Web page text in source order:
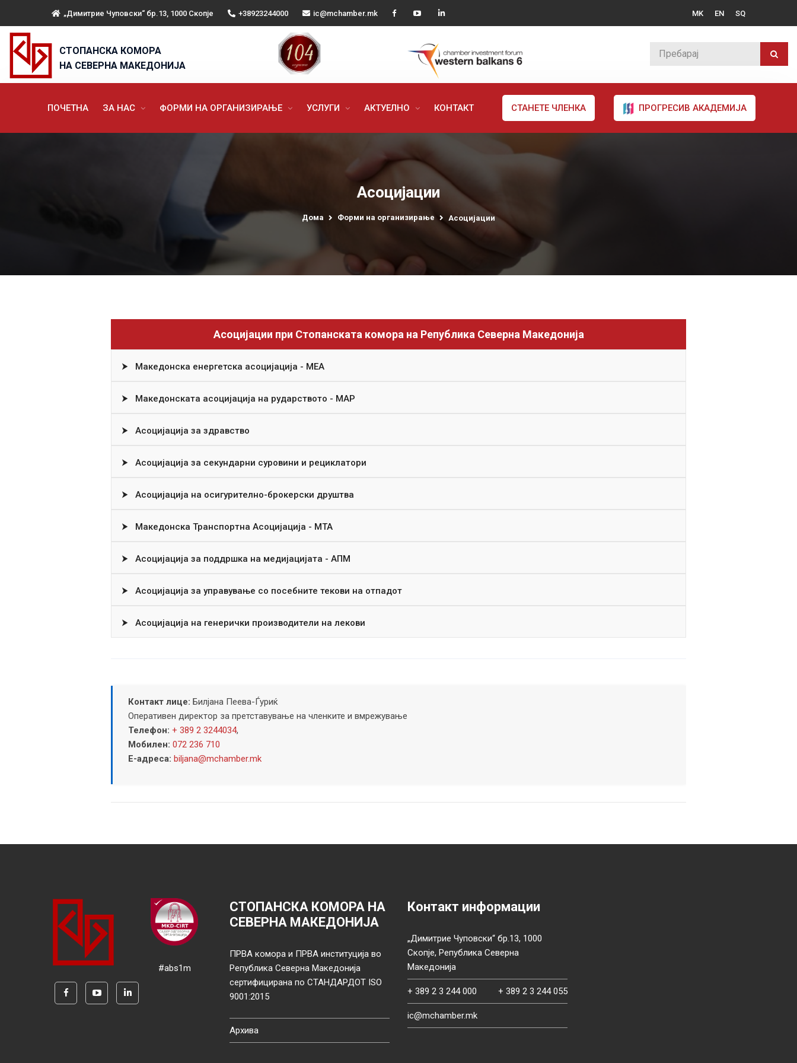
„Димитрие Чуповски“ бр.13, 1000 Скопје +38923244000 ic@mchamber.mk MK EN SQ
СТОПАНСКА КОМОРА
НА СЕВЕРНА МАКЕДОНИЈА
ПОЧЕТНА ЗА НАС ФОРМИ НА ОРГАНИЗИРАЊЕ УСЛУГИ АКТУЕЛНО КОНТАКТ СТАНЕТЕ ЧЛЕНКА ПРОГРЕСИВ АКАДЕМИЈА
Асоцијации
Дома Форми на организирање Асоцијации
Асоцијации при Стопанската комора на Република Северна Македонија
⮞ Македонска енергетска асоцијација - МЕА
⮞ Македонската асоцијација на рударството - МАР
⮞ Асоцијација за здравство
⮞ Асоцијација за секундарни суровини и рециклатори
⮞ Асоцијација на осигурително-брокерски друштва
⮞ Македонска Транспортна Асоцијација - МТА
⮞ Асоцијација за поддршка на медијацијата - АПМ
⮞ Асоцијација за управување со посебните текови на отпадот
⮞ Асоцијација на генерички производители на лекови
Контакт лице: Билјана Пеева-Ѓуриќ
Оперативен директор за претставување на членките и вмрежување
Телефон: + 389 2 3244034,
Мобилен: 072 236 710
Е-адреса: biljana@mchamber.mk
#abs1m
СТОПАНСКА КОМОРА НА
СЕВЕРНА МАКЕДОНИЈА
ПРВА комора и ПРВА институција во
Република Северна Македонија
сертифицирана по СТАНДАРДОТ ISO
9001:2015
Архива
Контакт информации
„Димитрие Чуповски“ бр.13, 1000
Скопје, Република Северна
Македонија
+ 389 2 3 244 000 + 389 2 3 244 055
ic@mchamber.mk